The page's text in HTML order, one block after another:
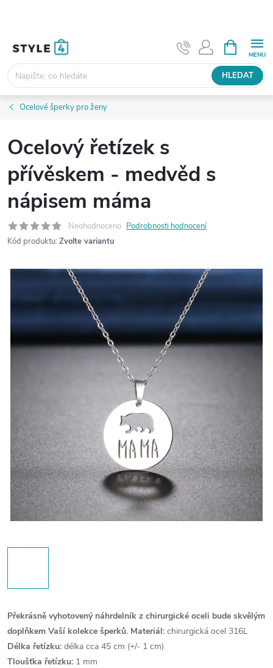
HLEDAT
NÁKUPNÍ
KOŠÍK
Ocelové šperky pro ženy
Ocelový řetízek s
přívěskem - medvěd s
nápisem máma
Neohodnoceno Podrobnosti hodnocení
Kód produktu: Zvolte variantu
Překrásně vyhotovený náhrdelník z chirurgické oceli bude skvělým
doplňkem Vaší kolekce šperků. Materiál: chirurgická ocel 316L
Délka řetízku: délka cca 45 cm (+/- 1 cm)
Tloušťka řetízku: 1 mm